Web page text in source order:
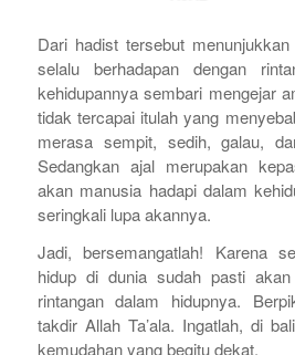
Dari hadist tersebut
selalu berhadapan dengan
kehidupannya sembari mengejar
tidak tercapai itulah yang
merasa sempit, sedih, galau,
Sedangkan ajal merupakan
akan manusia hadapi dalam
seringkali lupa akannya.
Jadi, bersemangatlah! Karena
hidup di dunia sudah pasti akan
rintangan dalam hidupnya.
takdir Allah Ta’ala. Ingatlah, di
kemudahan yang begitu dekat.